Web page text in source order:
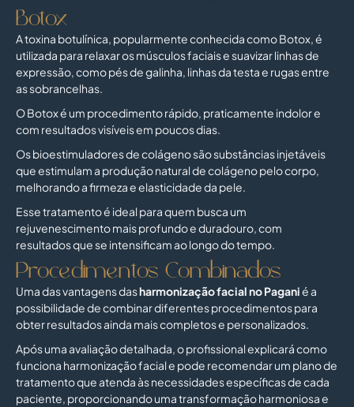
Botox
A toxina botulínica, popularmente conhecida como Botox, é
utilizada para relaxar os músculos faciais e suavizar linhas de
expressão, como pés de galinha, linhas da testa e rugas entre
as sobrancelhas.
O Botox é um procedimento rápido, praticamente indolor e
com resultados visíveis em poucos dias.
Os bioestimuladores de colágeno são substâncias injetáveis
que estimulam a produção natural de colágeno pelo corpo,
melhorando a firmeza e elasticidade da pele.
Esse tratamento é ideal para quem busca um
rejuvenescimento mais profundo e duradouro, com
resultados que se intensificam ao longo do tempo.
Procedimentos Combinados
Uma das vantagens dasharmonização facial no Paganié a
possibilidade de combinar diferentes procedimentos para
obter resultados ainda mais completos e personalizados.
Após uma avaliação detalhada, o profissional explicará como
funciona harmonização facial e pode recomendar um plano de
tratamento que atenda às necessidades específicas de cada
paciente, proporcionando uma transformação harmoniosa e